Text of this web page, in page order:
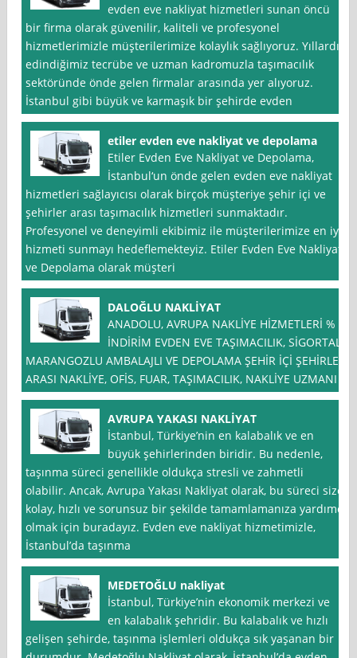
evden eve nakliyat hizmetleri sunan öncü
bir firma olarak güvenilir, kaliteli ve profesyonel
hizmetlerimizle müşterilerimize kolaylık sağlıyoruz. Yıllardır
edindiğimiz tecrübe ve uzman kadromuzla taşımacılık
sektöründe önde gelen firmalar arasında yer alıyoruz.
İstanbul gibi büyük ve karmaşık bir şehirde evden
etiler evden eve nakliyat ve depolama
Etiler Evden Eve Nakliyat ve Depolama,
İstanbul‘un önde gelen evden eve nakliyat
hizmetleri sağlayıcısı olarak birçok müşteriye şehir içi ve
şehirler arası taşımacılık hizmetleri sunmaktadır.
Profesyonel ve deneyimli ekibimiz ile müşterilerimize en iyi
hizmeti sunmayı hedeflemekteyiz. Etiler Evden Eve Nakliyat
ve Depolama olarak müşteri
DALOĞLU NAKLİYAT
ANADOLU, AVRUPA NAKLİYE HİZMETLERİ % *
İNDİRİM EVDEN EVE TAŞIMACILIK, SİGORTALI
MARANGOZLU AMBALAJLI VE DEPOLAMA ŞEHİR İÇİ ŞEHİRLER
ARASI NAKLİYE, OFİS, FUAR, TAŞIMACILIK, NAKLİYE UZMANI
AVRUPA YAKASI NAKLİYAT
İstanbul, Türkiye’nin en kalabalık ve en
büyük şehirlerinden biridir. Bu nedenle,
taşınma süreci genellikle oldukça stresli ve zahmetli
olabilir. Ancak, Avrupa Yakası Nakliyat olarak, bu süreci size
kolay, hızlı ve sorunsuz bir şekilde tamamlamanıza yardımcı
olmak için buradayız. Evden eve nakliyat hizmetimizle,
İstanbul’da taşınma
MEDETOĞLU nakliyat
İstanbul, Türkiye’nin ekonomik merkezi ve
en kalabalık şehridir. Bu kalabalık ve hızlı
gelişen şehirde, taşınma işlemleri oldukça sık yaşanan bir